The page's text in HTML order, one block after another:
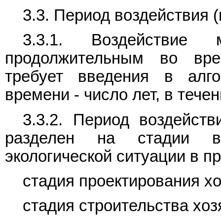
3.3. Период воздействия
3.3.1.
продолжительным во
требует введения в
времени - число лет, в
3.3.2. Период
разделен на стадии
экологической ситуации в
стадия проектирования
стадия строительства